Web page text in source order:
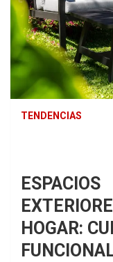
TENDENCIAS
ESPACIOS
HOGAR: